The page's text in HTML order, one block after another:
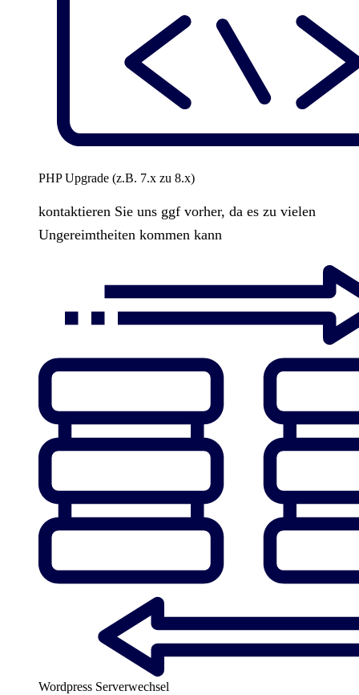
PHP Upgrade (z.B. 7.x zu 8.x)
kontaktieren Sie uns ggf vorher, da es zu vielen
Ungereimtheiten kommen kann
Wordpress Serverwechsel